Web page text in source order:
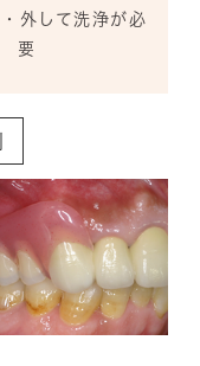
・外して洗浄が必
要